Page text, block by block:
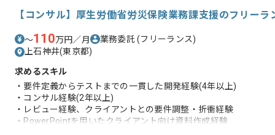
【コンサル】厚生労働省労災保険業務課支援のフリーラ
〜110万円／月 業務委託(フリーランス)
上石神井(東京都)
求めるスキル
・要件定義からテストまでの一貫した開発経験(4年以上)
・コンサル経験(2年以上)
・レビュー経験、クライアントとの要件調整・折衝経験
・PowerPointを用いたクライアント向け資料作成経験